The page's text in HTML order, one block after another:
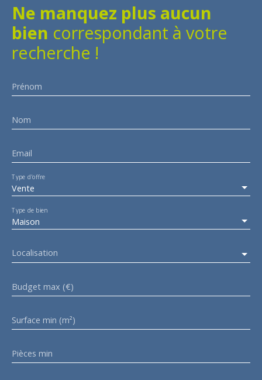
Ne manquez plus aucun
bien correspondant à votre
recherche !
Prénom
Nom
Email
Vente
Type d'offre
Maison
Type de bien
Localisation
Budget max (€)
Surface min (m²)
Pièces min